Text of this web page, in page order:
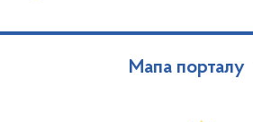
Мапа порталу